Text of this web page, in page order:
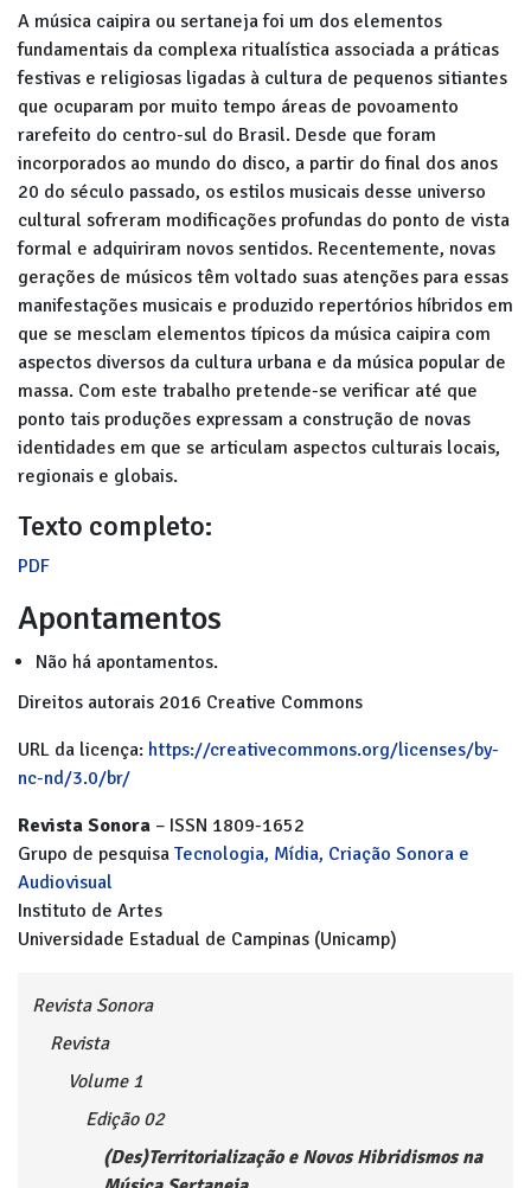
A música caipira ou sertaneja foi um dos elementos
fundamentais da complexa ritualística associada a práticas
festivas e religiosas ligadas à cultura de pequenos sitiantes
que ocuparam por muito tempo áreas de povoamento
rarefeito do centro-sul do Brasil. Desde que foram
incorporados ao mundo do disco, a partir do final dos anos
20 do século passado, os estilos musicais desse universo
cultural sofreram modificações profundas do ponto de vista
formal e adquiriram novos sentidos. Recentemente, novas
gerações de músicos têm voltado suas atenções para essas
manifestações musicais e produzido repertórios híbridos em
que se mesclam elementos típicos da música caipira com
aspectos diversos da cultura urbana e da música popular de
massa. Com este trabalho pretende-se verificar até que
ponto tais produções expressam a construção de novas
identidades em que se articulam aspectos culturais locais,
regionais e globais.
Texto completo:
PDF
Apontamentos
Não há apontamentos.
Direitos autorais 2016 Creative Commons
URL da licença: https://creativecommons.org/licenses/by-
nc-nd/3.0/br/
Revista Sonora – ISSN 1809-1652
Grupo de pesquisa Tecnologia, Mídia, Criação Sonora e
Audiovisual
Instituto de Artes
Universidade Estadual de Campinas (Unicamp)
Revista Sonora
Revista
Volume 1
Edição 02
(Des)Territorialização e Novos Hibridismos na